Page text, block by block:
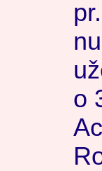
o